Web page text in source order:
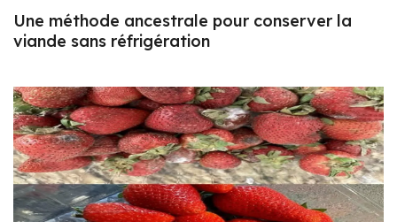
Une méthode ancestrale pour conserver la
viande sans réfrigération